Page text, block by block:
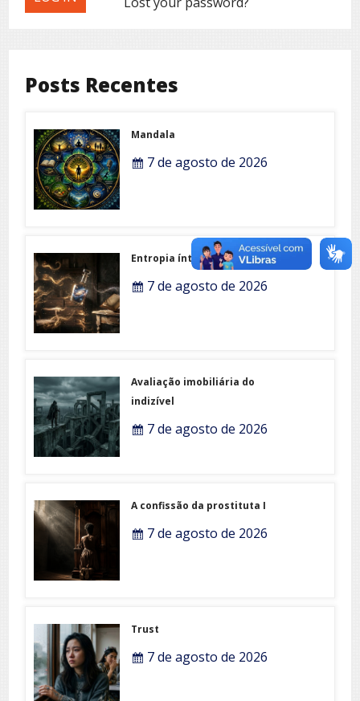
Posts Recentes
Mandala
7 de agosto de 2026
Entropia íntima
7 de agosto de 2026
Avaliação imobiliária do
indizível
7 de agosto de 2026
A confissão da prostituta I
7 de agosto de 2026
Trust
7 de agosto de 2026